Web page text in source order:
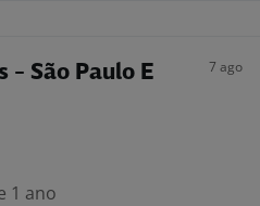
- São Paulo E
7 ago
1 ano